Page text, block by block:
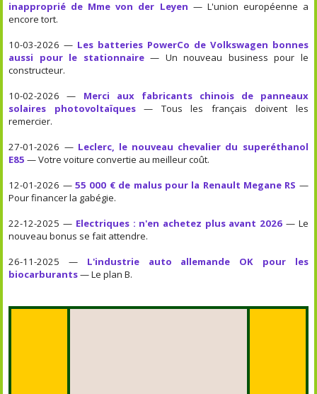
inapproprié de Mme von der Leyen — L'union européenne a
encore tort.
10-03-2026 — Les batteries PowerCo de Volkswagen bonnes
aussi pour le stationnaire— Un nouveau business pour le
constructeur.
10-02-2026 — Merci aux fabricants chinois de panneaux
solaires photovoltaïques— Tous les français doivent les
remercier.
27-01-2026 — Leclerc, le nouveau chevalier du superéthanol
E85 — Votre voiture convertie au meilleur coût.
12-01-2026 —55 000 € de malus pour la Renault Megane RS —
Pour financer la gabégie.
22-12-2025 — Electriques : n'en achetez plus avant 2026 — Le
nouveau bonus se fait attendre.
26-11-2025 — L'industrie auto allemande OK pour les
biocarburants— Le plan B.